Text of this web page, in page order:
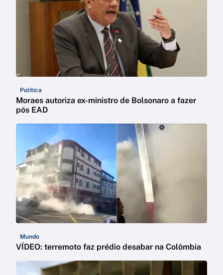
Política
Moraes autoriza ex-ministro de Bolsonaro a fazer
pós EAD
Mundo
VÍDEO: terremoto faz prédio desabar na Colômbia